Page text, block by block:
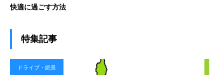
快適に過ごす方法
特集記事
ドライブ・絶景